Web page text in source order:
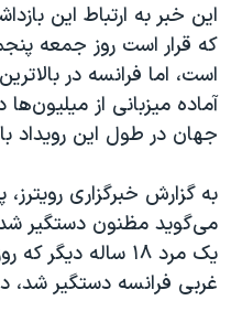
دادگاه حمید نوری
چهل سال گروگان‌گیری
قانون شفافیت دارائی کادر
اعتراضات مردمی آبان ۹۸
نرگس محمدی برنده جایزه
همایش محافظه‌کاران
صفحه‌های ویژه
این خبر به ارتباط این
که قرار است روز جمعه
است، اما فرانسه در
آماده میزبانی از میلیون‌ها
جهان در طول این رویداد
به گزارش خبرگزاری
یک مرد ۱۸ ساله
غربی فرانسه دستگیر